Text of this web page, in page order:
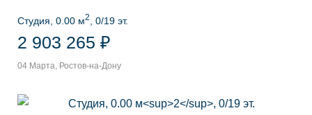
Студия, 0.00 м2 , 0/19 эт.
2 903 265 ₽
04 Марта, Ростов-на-Дону